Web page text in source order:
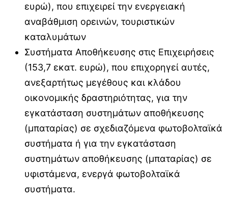
ευρώ), που επιχειρεί την ενεργειακή
αναβάθμιση ορεινών, τουριστικών
καταλυμάτων
Συστήματα Αποθήκευσης στις Επιχειρήσεις
(153,7 εκατ. ευρώ), που επιχορηγεί αυτές,
ανεξαρτήτως μεγέθους και κλάδου
οικονομικής δραστηριότητας, για την
εγκατάσταση συστημάτων αποθήκευσης
(μπαταρίας) σε σχεδιαζόμενα φωτοβολταϊκά
συστήματα ή για την εγκατάσταση
συστημάτων αποθήκευσης (μπαταρίας) σε
υφιστάμενα, ενεργά φωτοβολταϊκά
συστήματα.